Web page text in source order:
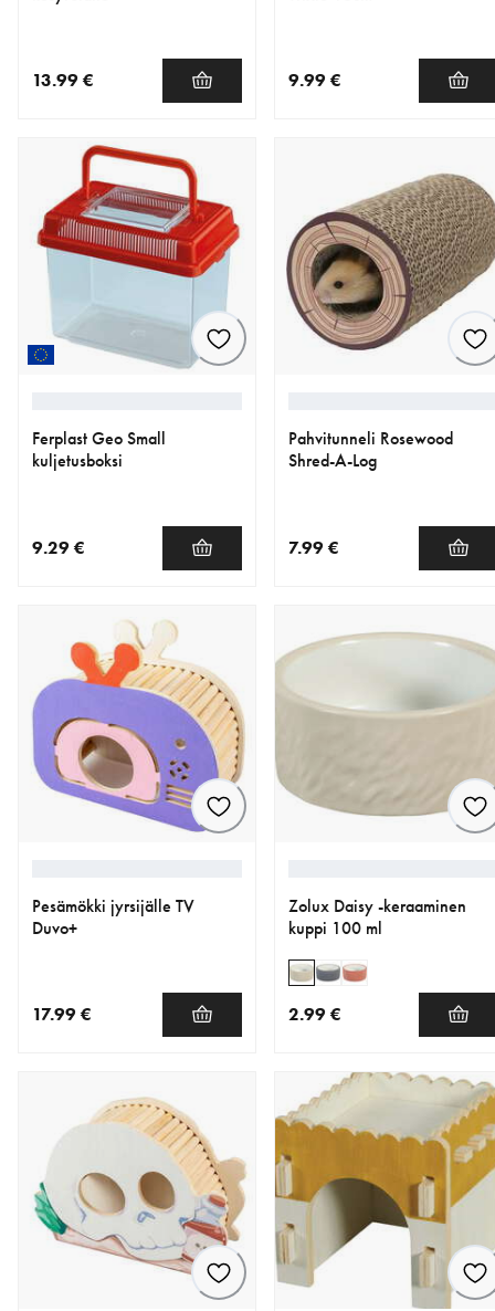
13.99 € 9.99 €
Ferplast Geo Small
kuljetusboksi
9.29 €
Pahvitunneli Rosewood
Shred-A-Log
7.99 €
Pesämökki jyrsijälle TV
Duvo+
17.99 €
Zolux Daisy -keraaminen
kuppi 100 ml
2.99 €